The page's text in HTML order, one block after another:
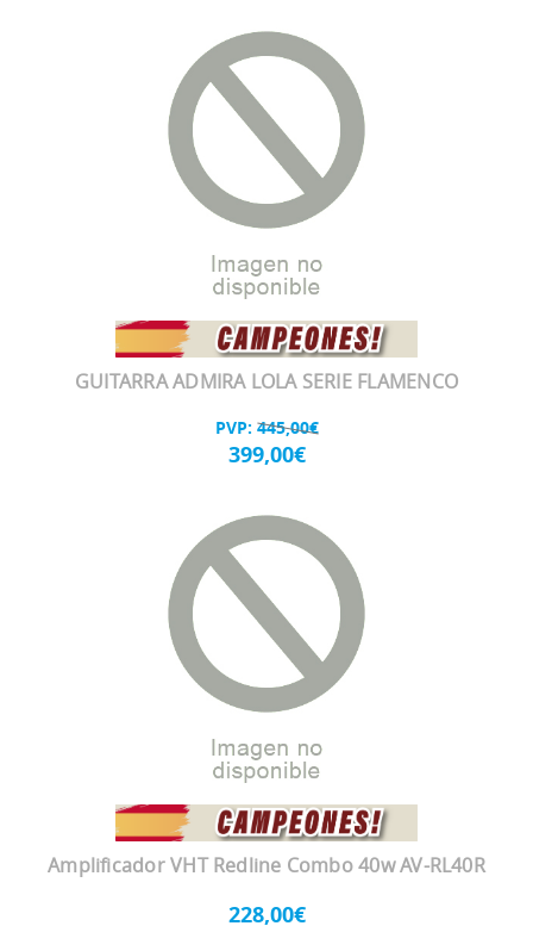
GUITARRA ADMIRA LOLA SERIE FLAMENCO
PVP: 445,00€
399,00€
Amplificador VHT Redline Combo 40w AV-RL40R
228,00€